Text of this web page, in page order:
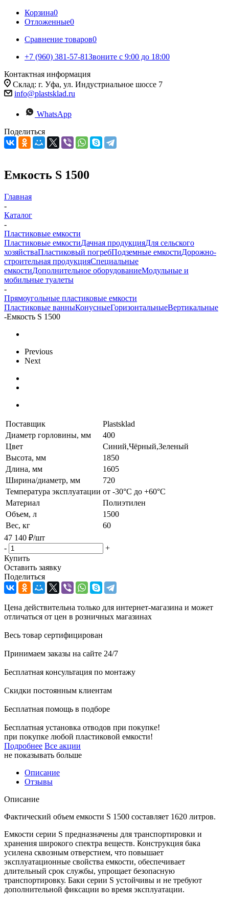
Корзина0
Отложенные0
Сравнение товаров0
+7 (960) 381-57-81Звоните с 9:00 до 18:00
Контактная информация
Склад: г. Уфа, ул. Индустриальное шоссе 7
info@plastsklad.ru
WhatsApp
Поделиться
Емкость S 1500
Главная
-
Каталог
-
Пластиковые емкости
Пластиковые емкостиДачная продукцияДля сельского
хозяйстваПластиковый погребПодземные емкостиДорожно-
строительная продукцияСпециальные
емкостиДополнительное оборудованиеМодульные и
мобильные туалеты
-
Прямоугольные пластиковые емкости
Пластиковые ванныКонусныеГоризонтальныеВертикальные
-Емкость S 1500
Previous
Next
Поставщик
Plastsklad
Диаметр горловины, мм
400
Цвет
Синий,Чёрный,Зеленый
Высота, мм
1850
Длина, мм
1605
Ширина/диаметр, мм
720
Температура эксплуатации от -30°C до +60°C
Материал
Полиэтилен
Объем, л
1500
Вес, кг
60
47 140 ₽/шт
-
+
Купить
Оставить заявку
Поделиться
Цена действительна только для интернет-магазина и может
отличаться от цен в розничных магазинах
Весь товар сертифицирован
Принимаем заказы на сайте 24/7
Бесплатная консультация по монтажу
Скидки постоянным клиентам
Бесплатная помощь в подборе
Бесплатная установка отводов при покупке!
при покупке любой пластиковой емкости!
Подробнее Все акции
не показывать больше
Описание
Отзывы
Описание
Фактический объем емкости S 1500 составляет 1620 литров.
Емкости серии S предназначены для транспортировки и
хранения широкого спектра веществ. Конструкция бака
усилена сквозным отверстием, что повышает
эксплуатационные свойства емкости, обеспечивает
длительный срок службы, упрощает безопасную
транспортировку. Баки серии S устойчивы и не требуют
дополнительной фиксации во время эксплуатации.